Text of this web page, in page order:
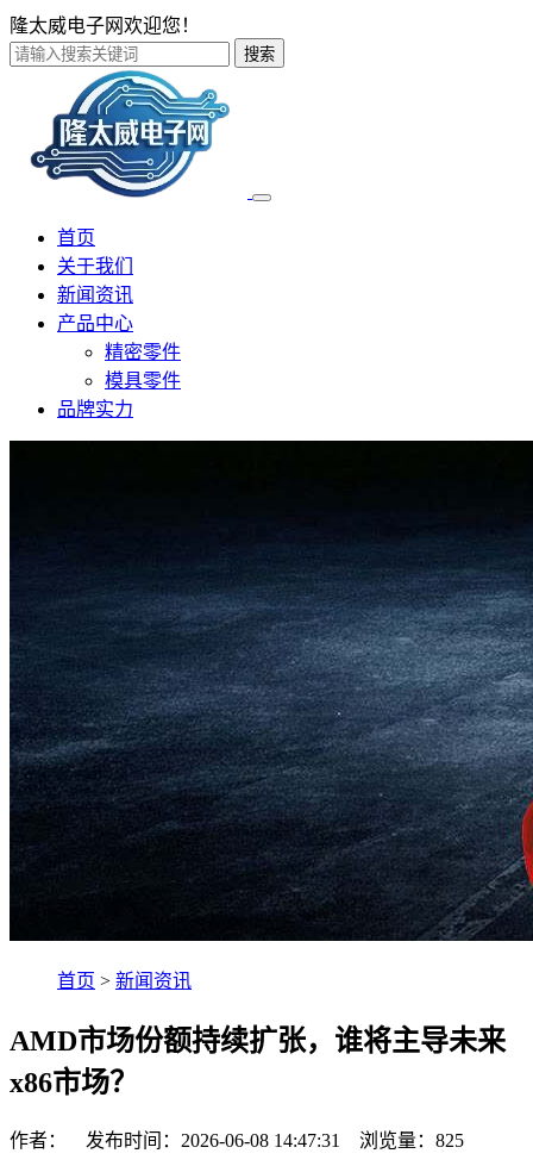
隆太威电子网欢迎您！
搜索
首页
关于我们
新闻资讯
产品中心
精密零件
模具零件
品牌实力
首页 > 新闻资讯
AMD市场份额持续扩张，谁将主导未来
x86市场？
作者： 发布时间：2026-06-08 14:47:31 浏览量： 825